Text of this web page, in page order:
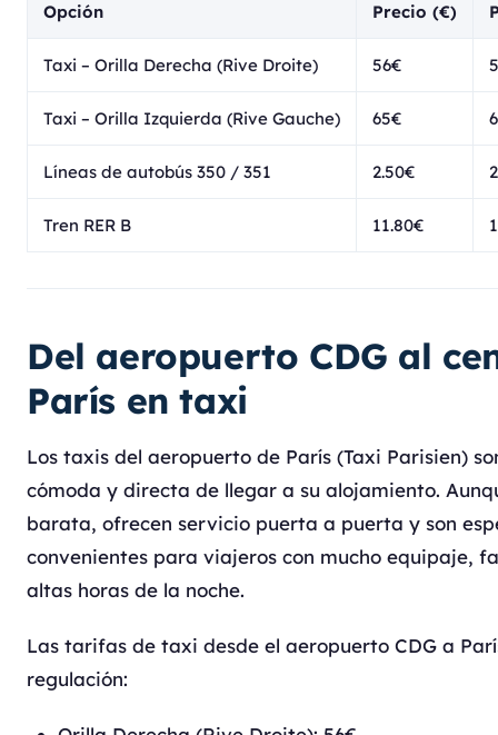
Opción Precio (€)
Taxi – Orilla Derecha (Rive Droite) 56€
Taxi – Orilla Izquierda (Rive Gauche) 65€
Líneas de autobús 350 / 351 2.50€
Tren RER B 11.80€
Del aeropuerto CDG al
París en taxi
Los taxis del aeropuerto de París (Taxi Parisien)
cómoda y directa de llegar a su alojamiento.
barata, ofrecen servicio puerta a puerta y son
convenientes para viajeros con mucho equipaje,
altas horas de la noche.
Las tarifas de taxi desde el aeropuerto CDG a
regulación: